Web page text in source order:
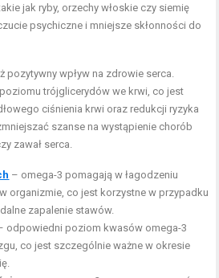
jak ryby, orzechy włoskie czy siemię
psychiczne i mniejsze skłonności do
pozytywny wpływ na zdrowie serca.
trójglicerydów we krwi, co jest
ciśnienia krwi oraz redukcji ryzyka
szanse na wystąpienie chorób
zawał serca.
– omega-3 pomagają w łagodzeniu
organizmie, co jest korzystne w przypadku
zapalenie stawów.
odpowiedni poziom kwasów omega-3
co jest szczególnie ważne w okresie